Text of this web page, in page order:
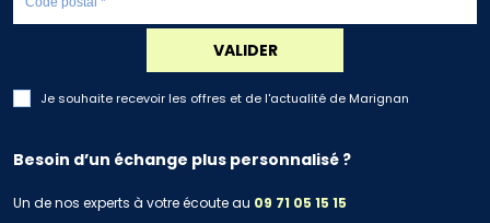
VALIDER
Je souhaite recevoir les offres et de l'actualité de Marignan
Besoin d’un échange plus personnalisé ?
Un de nos experts à votre écoute au 09 71 05 15 15